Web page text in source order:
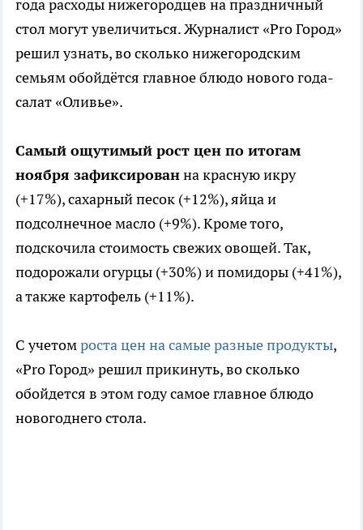
года расходы нижегородцев на праздничный
стол могут увеличиться. Журналист «Pro Город»
решил узнать, во сколько нижегородским
семьям обойдётся главное блюдо нового года-
салат «Оливье».
Самый ощутимый рост цен по итогам
ноября зафиксированна красную икру
(+17%), сахарный песок (+12%), яйца и
подсолнечное масло (+9%). Кроме того,
подскочила стоимость свежих овощей. Так,
подорожали огурцы (+30%) и помидоры (+41%),
а также картофель (+11%).
С учетомроста цен на самые разные продукты,
«Pro Город» решил прикинуть, во сколько
обойдется в этом году самое главное блюдо
новогоднего стола.